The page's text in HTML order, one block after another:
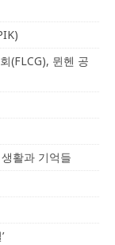
(FLCG), 뮌헨 공
활과 기억들